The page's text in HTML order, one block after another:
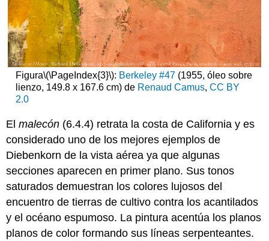
Figura\(\PageIndex{3}\): Berkeley #47(1955, óleo sobre
lienzo, 149.8 x 167.6 cm) de Renaud Camus, CC BY
2.0
Elmalecón (6.4.4) retrata la costa de California y es
considerado uno de los mejores ejemplos de
Diebenkorn de la vista aérea ya que algunas
secciones aparecen en primer plano. Sus tonos
saturados demuestran los colores lujosos del
encuentro de tierras de cultivo contra los acantilados
y el océano espumoso. La pintura acentúa los planos
planos de color formando sus líneas serpenteantes.